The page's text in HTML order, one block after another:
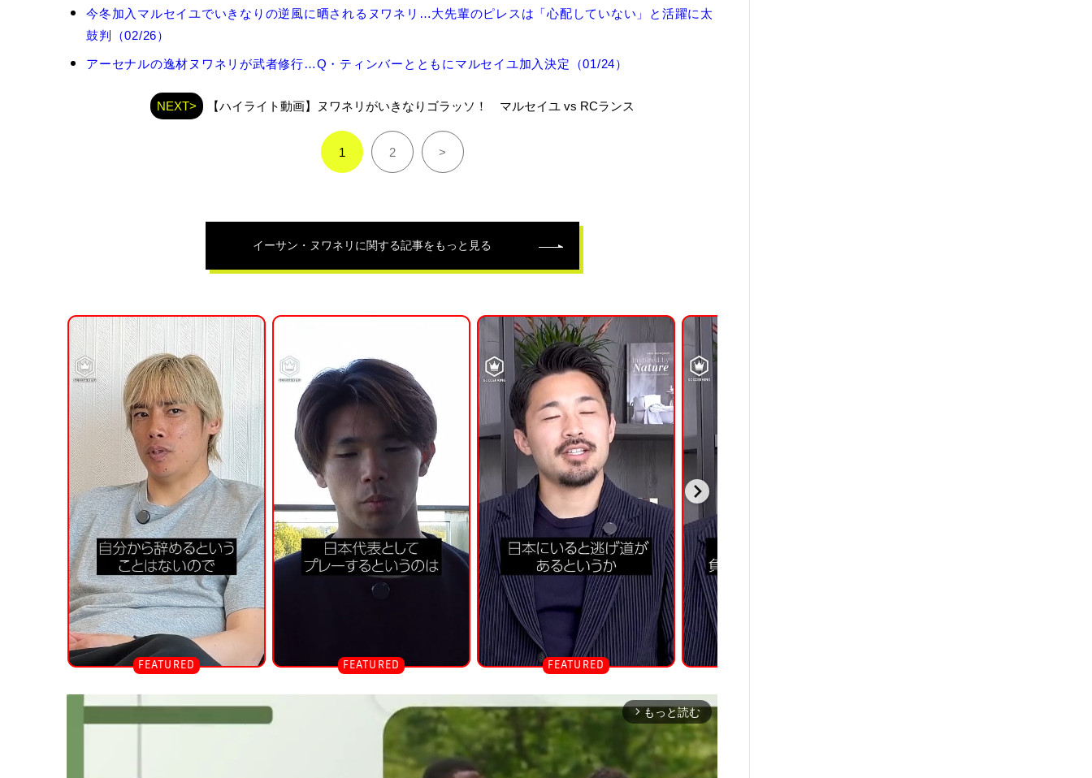
イ
ン・
今冬加入マルセイユでいきなりの逆風に晒されるヌワネリ…大先輩のピレスは「心配していない」と活躍に太
鼓判（02/26）
アーセナルの逸材ヌワネリが武者修行…Q・ティンバーとともにマルセイユ加入決定（01/24）
NEXT> 【ハイライト動画】ヌワネリがいきなりゴラッソ！ マルセイユ vs RCランス
1 2 >
イーサン・ヌワネリ に関する記事をもっと見る
arrow_forward_ios もっと読む